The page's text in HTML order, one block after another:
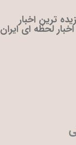
ترین اخبار
لحظه ای ایران